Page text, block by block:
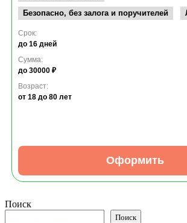
Безопасно, без залога и поручителей
Срок:
до 16 дней
Сумма:
до 30000 ₽
Возраст:
от 18 до 80 лет
Оформить
Поиск
Поиск